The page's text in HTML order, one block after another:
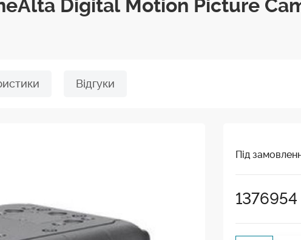
Digital Motion Picture
Відгуки
Під
1376954